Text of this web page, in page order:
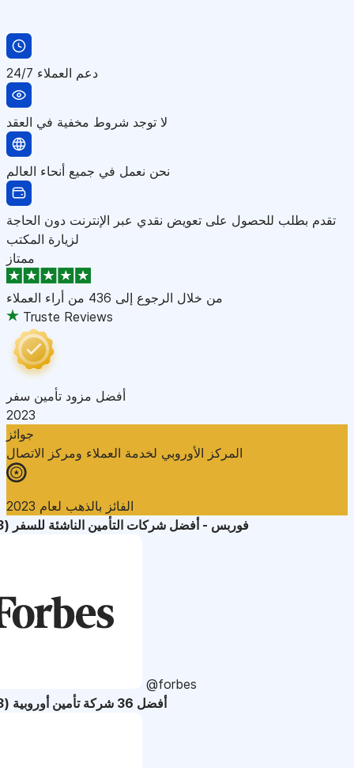
دعم العملاء 24/7
لا توجد شروط مخفية في العقد
نحن نعمل في جميع أنحاء العالم
تقدم بطلب للحصول على تعويض نقدي عبر الإنترنت دون الحاجة
لزيارة المكتب
ممتاز
من خلال الرجوع إلى 436 من أراء العملاء
Truste Reviews
أفضل مزود تأمين سفر
2023
جوائز
المركز الأوروبي لخدمة العملاء ومركز الاتصال
الفائز بالذهب لعام 2023
فوربس - أفضل شركات التأمين الناشئة للسفر (2023)
@forbes
أفضل 36 شركة تأمين أوروبية (2023)